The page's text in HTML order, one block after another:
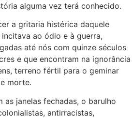
alguma vez terá conhecido.
a gritaria histérica daquele
ao ódio e à guerra,
até nós com quinze séculos
e que encontram na ignorância
terreno fértil para o geminar
morte.
as janelas fechadas, o barulho
antirracistas,